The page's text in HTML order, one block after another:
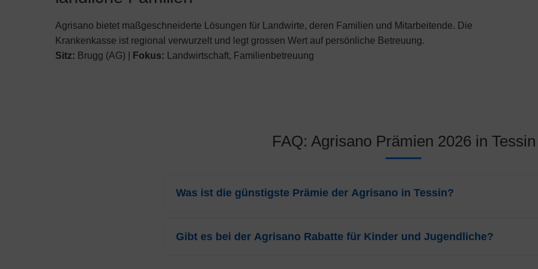
Agrisano bietet maßgeschneiderte Lösungen für Landwirte, deren Familien und Mitarbeitende. Die
Krankenkasse ist regional verwurzelt und legt grossen Wert auf persönliche Betreuung.
Sitz: Brugg (AG) | Fokus: Landwirtschaft, Familienbetreuung
FAQ: Agrisano Prämien 2026 in Tessin
Was ist die günstigste Prämie der Agrisano in Tessin?
Dieser Tarif bezieht sich auf das Weitere-Modell (AGRIsmart) mit der höchsten Franchise
Gibt es bei der Agrisano Rabatte für Kinder und Jugendliche?